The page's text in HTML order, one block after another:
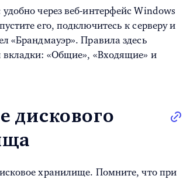
удобно через веб-интерфейс Windows
его, подключитесь к серверу и
«Брандмауэр». Правила здесь
вкладки: «Общие», «Входящие» и
дискового
хранилище. Помните, что при